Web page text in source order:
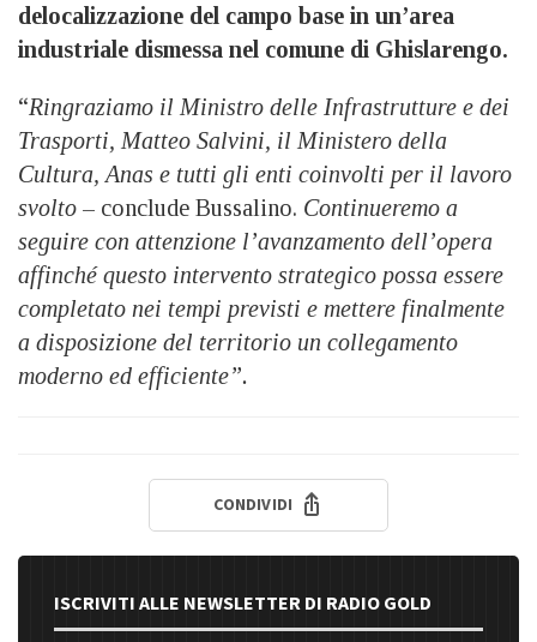
delocalizzazione del campo base in un’area
industriale dismessa nel comune di Ghislarengo.
“Ringraziamo il Ministro delle Infrastrutture e dei
Trasporti, Matteo Salvini, il Ministero della
Cultura, Anas e tutti gli enti coinvolti per il lavoro
svolto – conclude Bussalino. Continueremo a
seguire con attenzione l’avanzamento dell’opera
affinché questo intervento strategico possa essere
completato nei tempi previsti e mettere finalmente
a disposizione del territorio un collegamento
moderno ed efficiente”.
CONDIVIDI
ISCRIVITI ALLE NEWSLETTER DI RADIO GOLD